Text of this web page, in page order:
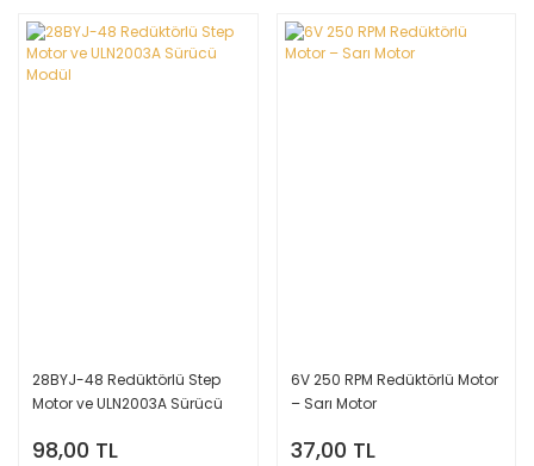
28BYJ-48 Redüktörlü Step
Motor ve ULN2003A Sürücü
98,00 TL
6V 250 RPM Redüktörlü Motor
– Sarı Motor
37,00 TL